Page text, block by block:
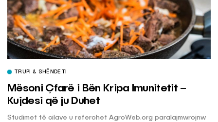
TRUPI & SHËNDETI
Mësoni Çfarë i Bën Kripa Imunitetit –
Kujdesi që ju Duhet
Studimet të cilave u referohet AgroWeb.org paralajmwrojnw